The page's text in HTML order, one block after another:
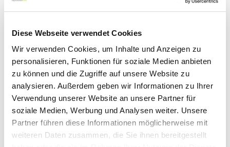
Diese Webseite verwendet Cookies
Wir verwenden Cookies, um Inhalte und Anzeigen zu
personalisieren, Funktionen für soziale Medien anbieten
zu können und die Zugriffe auf unsere Website zu
analysieren. Außerdem geben wir Informationen zu Ihrer
Verwendung unserer Website an unsere Partner für
soziale Medien, Werbung und Analysen weiter. Unsere
Partner führen diese Informationen möglicherweise mit
weiteren Daten zusammen, die Sie ihnen bereitgestellt
Wir suchen für das bereits laufende Schuljahr pädagogische
sämtlichen pädagogischen Einrichtungen im
Hochtaunuskreis und näherer Umgebung.
Wir suchen Sie als:
Schulbegleiter (m/w/d) in Teilzeit in Friedrichsdorf